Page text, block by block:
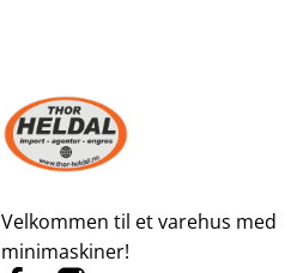
Velkommen til et varehus med
minimaskiner!